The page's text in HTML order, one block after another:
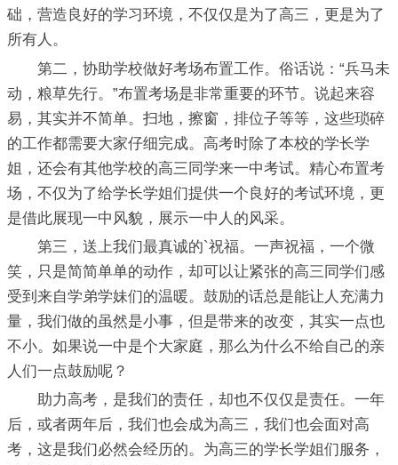
础，营造良好的学习环境，不仅仅是为了高三，更是为了
所有人。
第二，协助学校做好考场布置工作。俗话说：“兵马未
动，粮草先行。”布置考场是非常重要的环节。说起来容
易，其实并不简单。扫地，擦窗，排位子等等，这些琐碎
的工作都需要大家仔细完成。高考时除了本校的学长学
姐，还会有其他学校的高三同学来一中考试。精心布置考
场，不仅为了给学长学姐们提供一个良好的考试环境，更
是借此展现一中风貌，展示一中人的风采。
第三，送上我们最真诚的`祝福。一声祝福，一个微
笑，只是简简单单的动作，却可以让紧张的高三同学们感
受到来自学弟学妹们的温暖。鼓励的话总是能让人充满力
量，我们做的虽然是小事，但是带来的改变，其实一点也
不小。如果说一中是个大家庭，那么为什么不给自己的亲
人们一点鼓励呢？
助力高考，是我们的责任，却也不仅仅是责任。一年
后，或者两年后，我们也会成为高三，我们也会面对高
考，这是我们必然会经历的。为高三的学长学姐们服务，